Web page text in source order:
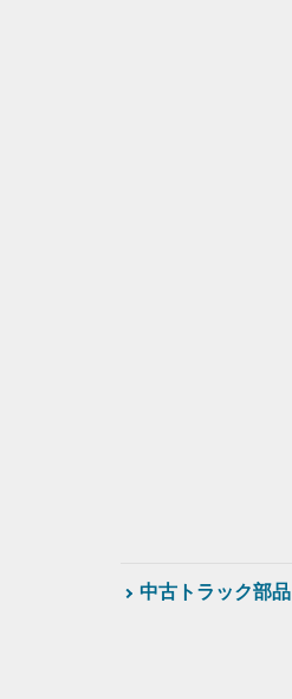
中古トラック部品